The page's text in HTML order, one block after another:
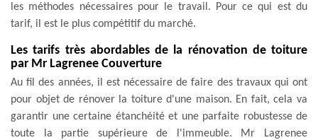
les méthodes nécessaires pour le travail. Pour ce qui est du
tarif, il est le plus compétitif du marché.
Les tarifs très abordables de la rénovation de toiture
par Mr Lagrenee Couverture
Au fil des années, il est nécessaire de faire des travaux qui ont
pour objet de rénover la toiture d'une maison. En fait, cela va
garantir une certaine étanchéité et une parfaite robustesse de
toute la partie supérieure de l'immeuble. Mr Lagrenee